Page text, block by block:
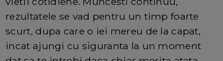
rezultatele se vad pentru un timp foarte
scurt, dupa care o iei mereu de la capat,
incat ajungi cu siguranta la un moment